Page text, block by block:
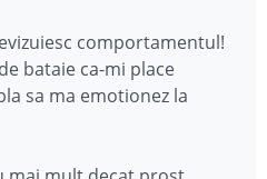
comportamentul!
bataie ca-mi place
sa ma emotionez la